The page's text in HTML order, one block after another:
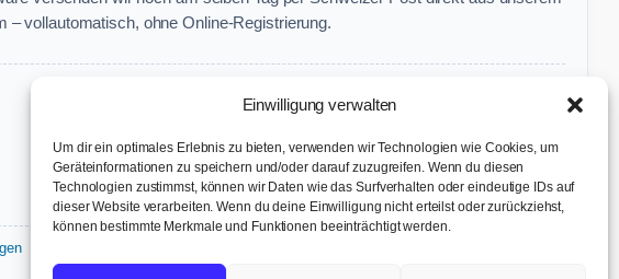
Einwilligung verwalten
Um dir ein optimales Erlebnis zu bieten, verwenden wir Technologien wie Cookies, um
Geräteinformationen zu speichern und/oder darauf zuzugreifen. Wenn du diesen
Technologien zustimmst, können wir Daten wie das Surfverhalten oder eindeutige IDs auf
dieser Website verarbeiten. Wenn du deine Einwilligung nicht erteilst oder zurückziehst,
können bestimmte Merkmale und Funktionen beeinträchtigt werden.
– vollautomatisch, ohne Online-Registrierung.